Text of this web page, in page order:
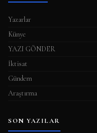
Yazarlar
Künye
YAZI GÖNDER
İktisat
Gündem
Araştırma
SON YAZILAR